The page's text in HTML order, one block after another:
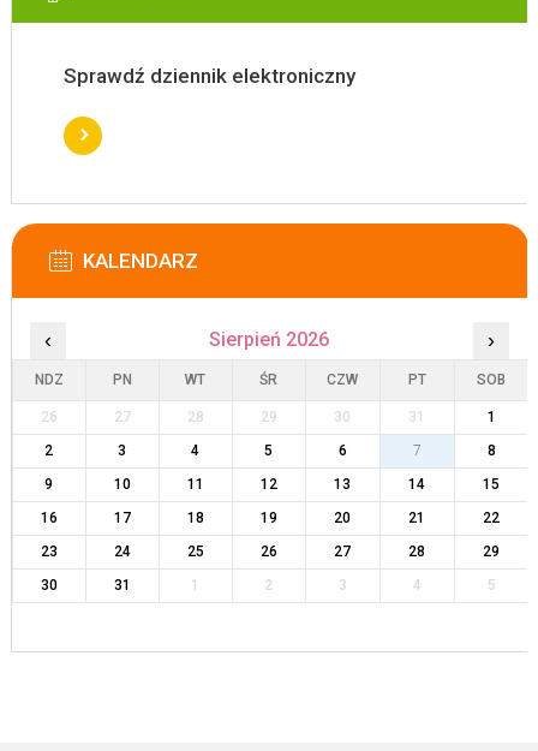
Sprawdź dziennik elektroniczny
KALENDARZ
‹ Sierpień 2026 ›
NDZ PN WT ŚR CZW PT SOB
26 27 28 29 30 31
1
2
3 4 5 6 7
8
9
10 11 12 13 14
15
16
17 18 19 20 21
22
23
24 25 26 27 28
29
30
31 1 2 3 4 5